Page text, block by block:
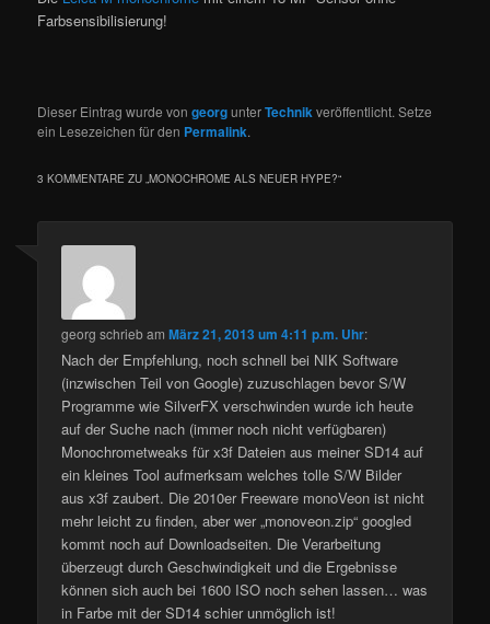
Farbsensibilisierung!
Dieser Eintrag wurde vongeorgunterTechnik veröffentlicht. Setze
ein Lesezeichen für den Permalink.
3 KOMMENTARE ZU „MONOCHROME ALS NEUER HYPE?“
georg schriebamMärz 21, 2013 um 4:11 p.m. Uhr:
Nach der Empfehlung, noch schnell bei NIK Software
(inzwischen Teil von Google) zuzuschlagen bevor S/W
Programme wie SilverFX verschwinden wurde ich heute
auf der Suche nach (immer noch nicht verfügbaren)
Monochrometweaks für x3f Dateien aus meiner SD14 auf
ein kleines Tool aufmerksam welches tolle S/W Bilder
aus x3f zaubert. Die 2010er Freeware monoVeon ist nicht
mehr leicht zu finden, aber wer „monoveon.zip“ googled
kommt noch auf Downloadseiten. Die Verarbeitung
überzeugt durch Geschwindigkeit und die Ergebnisse
können sich auch bei 1600 ISO noch sehen lassen… was
in Farbe mit der SD14 schier unmöglich ist!